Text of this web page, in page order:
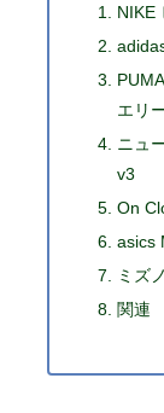
NIKE
エリ
ニュ
v3
On
asics
ミズ
関連